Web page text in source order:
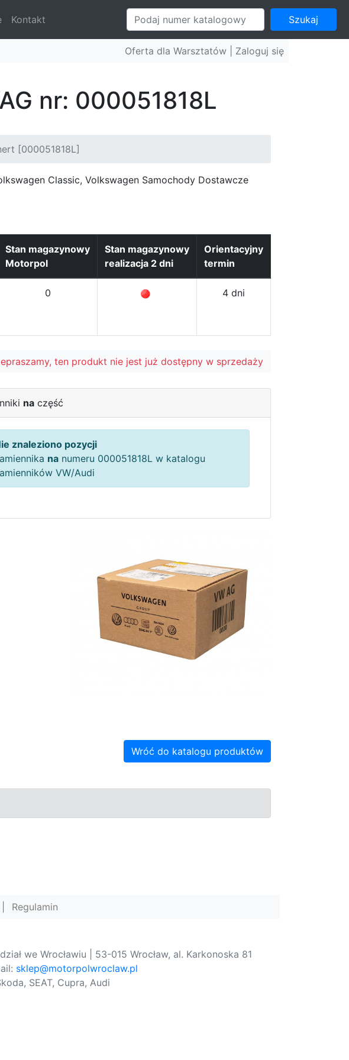
Kontakt Szukaj
Oferta dla Warsztatów | Zaloguj się
nr: 000051818L
[000051818L]
Classic, Volkswagen Samochody Dostawcze
Stan magazynowy
Motorpol
Stan magazynowy
realizacja 2 dni
Orientacyjny
termin
0 4 dni
ten produkt nie jest już dostępny w sprzedaży
na część
znaleziono pozycji
na numeru 000051818L w katalogu
VW/Audi
Wróć do katalogu produktów
Regulamin
we Wrocławiu | 53-015 Wrocław, al. Karkonoska 81
sklep@motorpolwroclaw.pl
SEAT, Cupra, Audi